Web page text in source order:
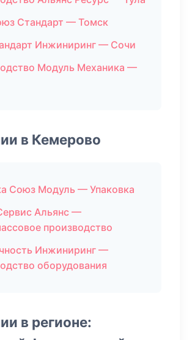
Стандарт — Томск
Инжиниринг — Сочи
Модуль Механика —
в Кемерово
Союз Модуль — Упаковка
Альянс —
производство
Инжиниринг —
оборудования
в регионе: